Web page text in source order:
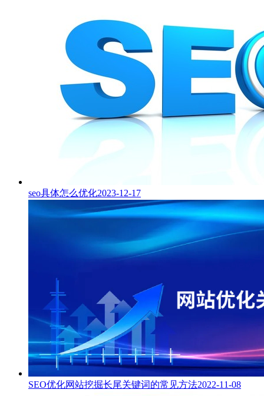
seo具体怎么优化2023-12-17
SEO优化网站挖掘长尾关键词的常见方法2022-11-08